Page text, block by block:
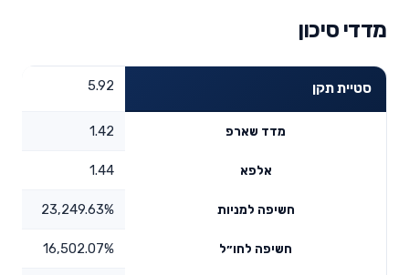
מדדי סיכון
סטיית תקן 5.92
מדד שארפ 1.42
אלפא 1.44
חשיפה למניות 23,249.63%
חשיפה לחו״ל 16,502.07%